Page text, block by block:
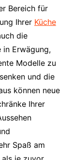
Bereich für
Ihrer Küche
die
in Erwägung,
Modelle zu
und die
können neue
Ihrer
Spaß am